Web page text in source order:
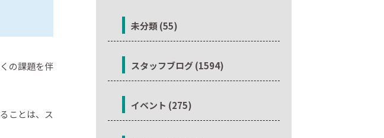
の課題を伴
ことは、ス
未分類 (55)
スタッフブログ (1594)
イベント (275)